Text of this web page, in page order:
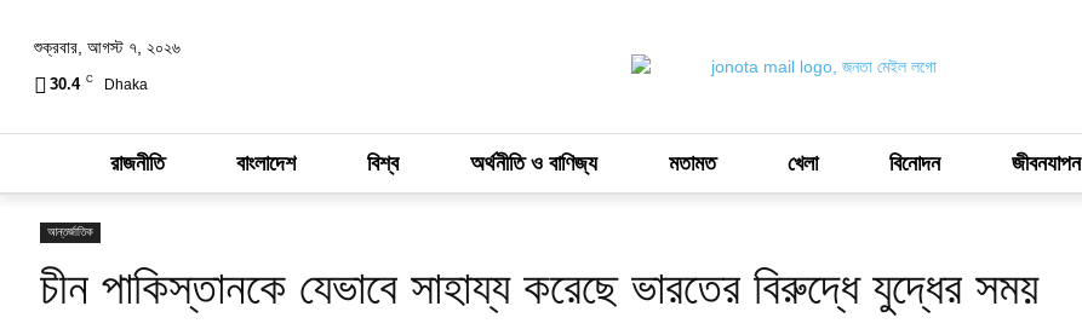
শুক্রবার, আগস্ট ৭, ২০২৬
30.4 C Dhaka
রাজনীতি বাংলাদেশ বিশ্ব অর্থনীতি ও বাণিজ্য মতামত খেলা বিনোদন জীবনযাপন
আন্তর্জাতিক
চীন পাকিস্তানকে যেভাবে সাহায্য করেছে ভারতের বিরুদ্ধে যুদ্ধের সময়